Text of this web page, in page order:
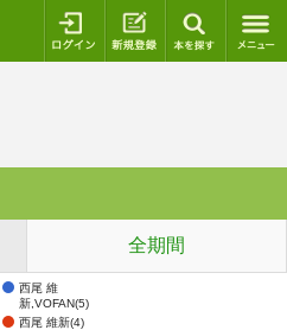
ログイン 新規登録
全期間
西尾 維
新,VOFAN(5)
西尾 維新(4)